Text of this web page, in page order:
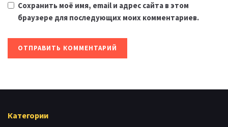
Сохранить моё имя, email и адрес сайта в этом
браузере для последующих моих комментариев.
Категории